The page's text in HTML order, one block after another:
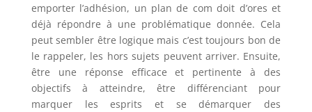
emporter l’adhésion, un plan de com doit d’ores et
déjà répondre à une problématique donnée. Cela
peut sembler être logique mais c’est toujours bon de
le rappeler, les hors sujets peuvent arriver. Ensuite,
être une réponse efficace et pertinente à des
objectifs à atteindre, être différenciant pour
marquer les esprits et se démarquer des